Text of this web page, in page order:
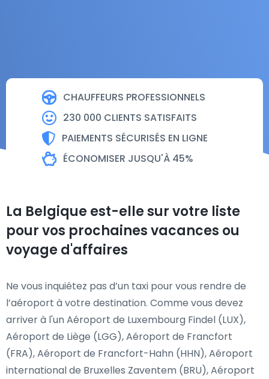
CHAUFFEURS PROFESSIONNELS
230 000 CLIENTS SATISFAITS
PAIEMENTS SÉCURISÉS EN LIGNE
ÉCONOMISER JUSQU'À 45%
La Belgique est-elle sur votre liste
pour vos prochaines vacances ou
voyage d'affaires
Ne vous inquiétez pas d’un taxi pour vous rendre de
l’aéroport à votre destination. Comme vous devez
arriver à l'un Aéroport de Luxembourg Findel (LUX),
Aéroport de Liège (LGG), Aéroport de Francfort
(FRA), Aéroport de Francfort-Hahn (HHN), Aéroport
international de Bruxelles Zaventem (BRU), Aéroport